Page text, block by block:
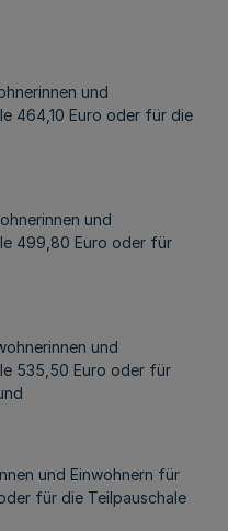
und
464,10 Euro oder für die
und
499,80 Euro oder für
und
535,50 Euro oder für
und Einwohnern für
für die Teilpauschale